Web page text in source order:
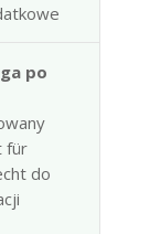
po
für
do